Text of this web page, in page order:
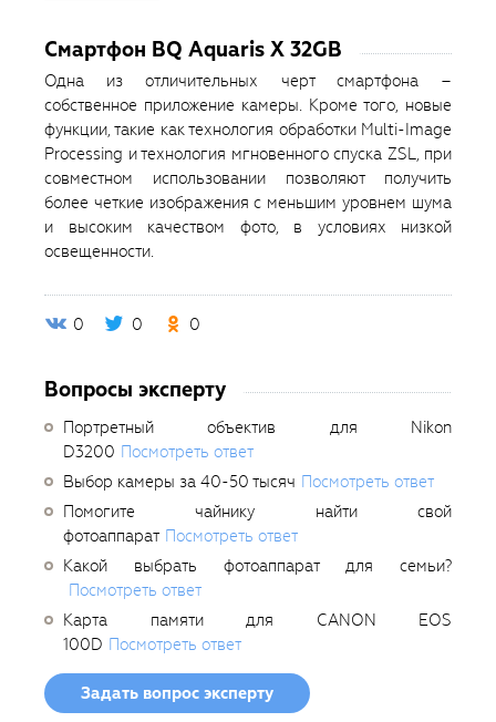
Смартфон BQ Aquaris X 32GB
Одна из отличительных черт смартфона –
собственное приложение камеры. Кроме того, новые
функции, такие как технология обработки Multi-Image
Processing и технология мгновенного спуска ZSL, при
совместном использовании позволяют получить
более четкие изображения с меньшим уровнем шума
и высоким качеством фото, в условиях низкой
освещенности.
0 0 0
Вопросы эксперту
Портретный объектив для Nikon
D3200 Посмотреть ответ
Выбор камеры за 40-50 тысяч Посмотреть ответ
Помогите чайнику найти свой
фотоаппарат Посмотреть ответ
Какой выбрать фотоаппарат для семьи?
Посмотреть ответ
Карта памяти для CANON EOS
100D Посмотреть ответ
Задать вопрос эксперту